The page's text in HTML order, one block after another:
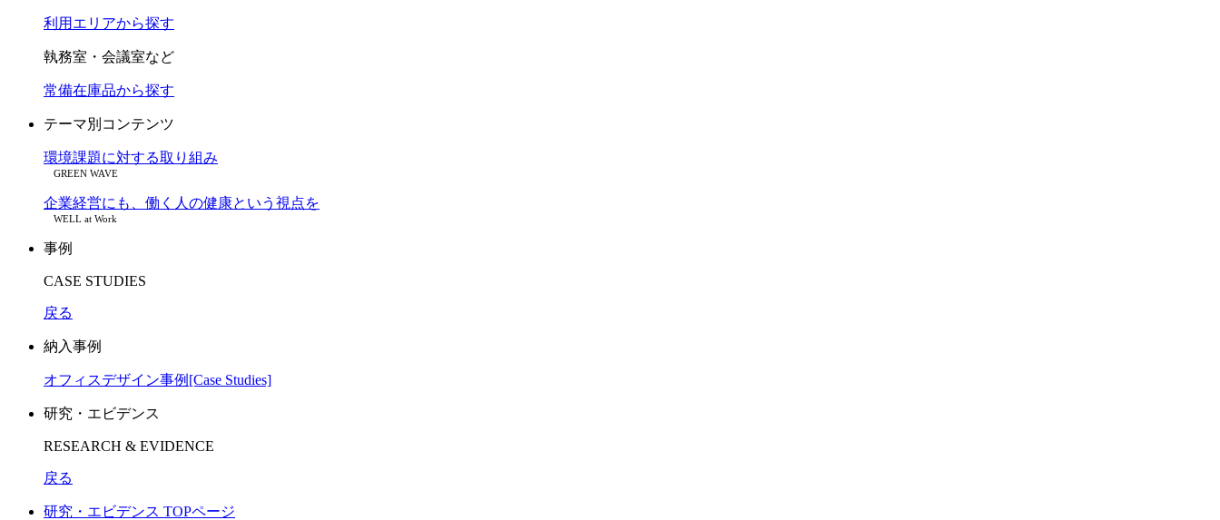
利用エリアから探す
執務室・会議室など
常備在庫品から探す
テーマ別コンテンツ
環境課題に対する取り組み
GREEN WAVE
企業経営にも、働く人の健康という視点を
WELL at Work
事例
CASE STUDIES
戻る
納入事例
オフィスデザイン事例[Case Studies]
研究・エビデンス
RESEARCH & EVIDENCE
戻る
研究・エビデンス TOPページ